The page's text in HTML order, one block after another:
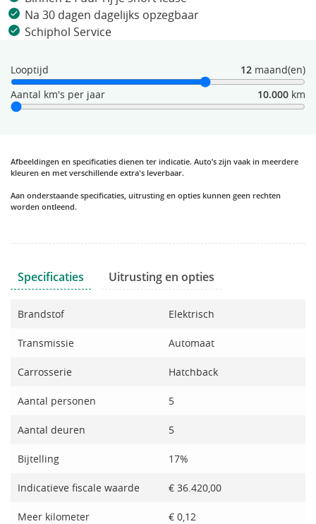
Na 30 dagen dagelijks opzegbaar
Schiphol Service
Looptijd 12 maand(en)
Aantal km's per jaar
10.000 km
Afbeeldingen en specificaties dienen ter indicatie. Auto’s zijn vaak in meerdere
kleuren en met verschillende extra's leverbaar.
Aan onderstaande specificaties, uitrusting en opties kunnen geen rechten
worden ontleend.
Specificaties Uitrusting en opties
Brandstof Elektrisch
Transmissie Automaat
Carrosserie Hatchback
Aantal personen 5
Aantal deuren 5
Bijtelling 17%
Indicatieve fiscale waarde € 36.420,00
Meer kilometer € 0,12